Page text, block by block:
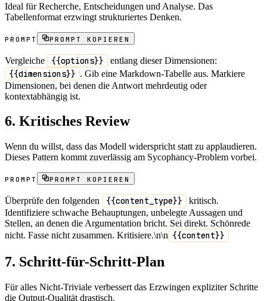
Ideal für Recherche, Entscheidungen und Analyse. Das
Tabellenformat erzwingt strukturiertes Denken.
PROMPT PROMPT KOPIEREN
Vergleiche {{options}} entlang dieser Dimensionen:
{{dimensions}} . Gib eine Markdown-Tabelle aus. Markiere
Dimensionen, bei denen die Antwort mehrdeutig oder
kontextabhängig ist.
6. Kritisches Review
Wenn du willst, dass das Modell widerspricht statt zu applaudieren.
Dieses Pattern kommt zuverlässig am Sycophancy-Problem vorbei.
PROMPT PROMPT KOPIEREN
Überprüfe den folgenden {{content_type}}
kritisch.
Identifiziere schwache Behauptungen, unbelegte Aussagen und
Stellen, an denen die Argumentation bricht. Sei direkt. Schönrede
nicht. Fasse nicht zusammen. Kritisiere.\n\n {{content}}
7. Schritt-für-Schritt-Plan
Für alles Nicht-Triviale verbessert das Erzwingen expliziter Schritte
die Output-Qualität drastisch.